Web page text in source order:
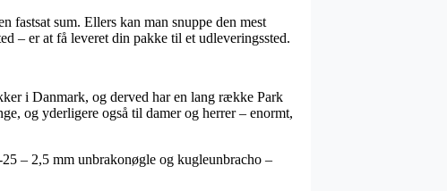
sum. Ellers kan man snuppe den mest
– er at få leveret din pakke til et udleveringssted.
i Danmark, og derved har en lang række Park
og yderligere også til damer og herrer – enormt,
– 2,5 mm unbrakonøgle og kugleunbracho –